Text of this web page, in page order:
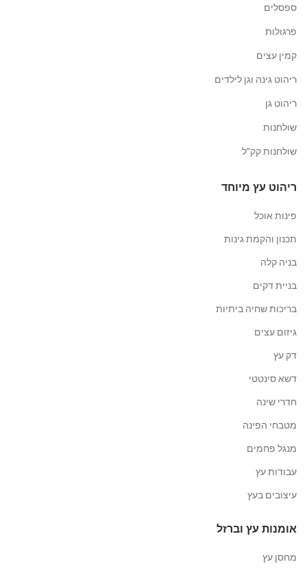
ספסלים
פרגולות
קמין עצים
ריהוט גינה וגן לילדים
ריהוט גן
שולחנות
שולחנות קק"ל
ריהוט עץ מיוחד
פינות אוכל
תכנון והקמת גינות
בניה קלה
בניית דקים
בריכות שחיה ביתיות
גיזום עצים
דק עץ
דשא סינטטי
חדרי שינה
מטבחי הפינה
מנגל פחמים
עבודות עץ
עיצובים בעץ
אומנות עץ וברזל
מחסן עץ